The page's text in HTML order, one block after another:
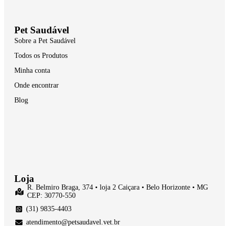
Pet Saudável
Sobre a Pet Saudável
Todos os Produtos
Minha conta
Onde encontrar
Blog
Loja
R. Belmiro Braga, 374 • loja 2 Caiçara • Belo Horizonte • MG
CEP: 30770-550
(31) 9835-4403
atendimento@petsaudavel.vet.br